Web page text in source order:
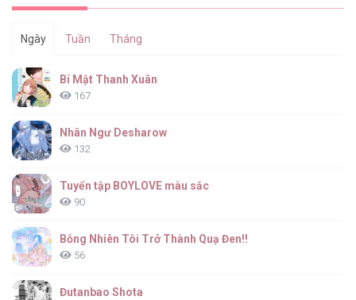
Ngày Tuần Tháng
Bí Mật Thanh Xuân
167
Nhân Ngư Desharow
132
Tuyển tập BOYLOVE màu sắc
90
Bỗng Nhiên Tôi Trở Thành Quạ Đen!!
56
Đutanbao Shota